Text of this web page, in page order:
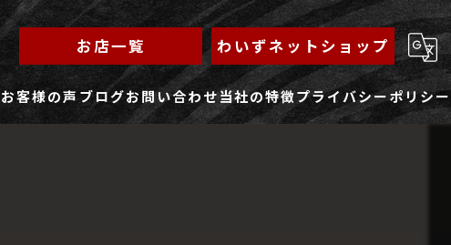
お店一覧 わいずネットショップ
お客様の声 ブログお問い合わせ当社の特徴プライバシーポリシー